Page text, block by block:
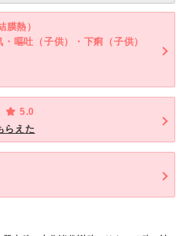
膜熱）
嘔吐（子供）・下痢（子供）
5.0
らえた